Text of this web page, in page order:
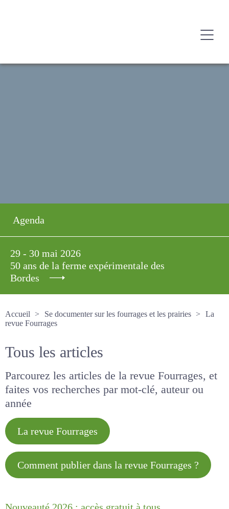
Agenda
29 - 30 mai 2026
50 ans de la ferme expérimentale des
Bordes
Accueil
Se documenter sur les fourrages et les prairies
La revue Fourrages
Tous les articles
Parcourez les articles de la revue Fourrages, et
faites vos recherches par mot-clé, auteur ou
année
La revue Fourrages
Comment publier dans la revue